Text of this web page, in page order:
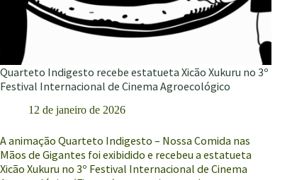
Quarteto Indigesto recebe estatueta Xicão Xukuru no 3º
Festival Internacional de Cinema Agroecológico
12 de janeiro de 2026
A animação Quarteto Indigesto – Nossa Comida nas
Mãos de Gigantes foi exibidido e recebeu a estatueta
Xicão Xukuru no 3º Festival Internacional de Cinema